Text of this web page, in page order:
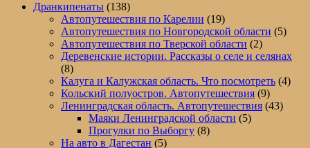
Дранкипенаты (138)
Автопутешествия по Карелии (19)
Автопутешествия по Новгородской области (5)
Автопутешествия по Тверской области (2)
Деревенские истории. Рассказы о селе и селянах
(8)
Калуга и Калужская область. Что посмотреть (4)
Кольский полуостров. Автопутешествия (9)
Ленинградская область. Автопутешествия (43)
Маяки Ленинградской области (5)
Прогулки по Выборгу (8)
На авто в Дагестан (5)